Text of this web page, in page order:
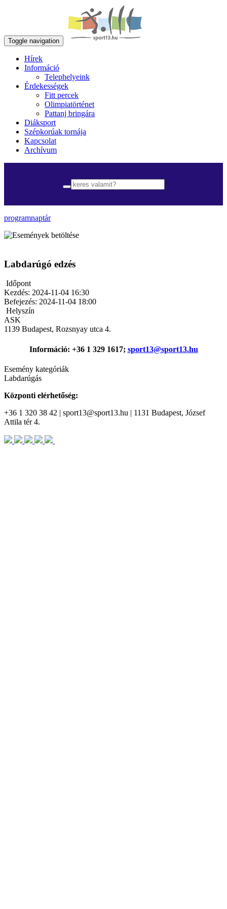
Toggle navigation
Hírek
Információ
Telephelyeink
Érdekességek
Fitt percek
Olimpiatörténet
Pattanj bringára
Diáksport
Szépkorúak tornája
Kapcsolat
Archívum
programnaptár
Labdarúgó edzés
Időpont
Kezdés: 2024-11-04 16:30
Befejezés: 2024-11-04 18:00
Helyszín
ASK
1139 Budapest, Rozsnyay utca 4.
Információ: +36 1 329 1617; sport13@sport13.hu
Esemény kategóriák
Labdarúgás
Központi elérhetőség:
+36 1 320 38 42 | sport13@sport13.hu | 1131 Budapest, József
Attila tér 4.